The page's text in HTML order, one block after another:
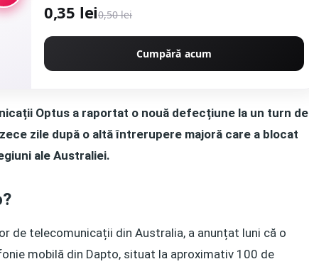
0,35 lei0,50 lei
Cumpără acum
Optus a raportat o nouă defecțiune la un turn de
zile după o altă întrerupere majoră care a blocat
ale Australiei.
de telecomunicații din Australia, a anunțat luni că o
mobilă din Dapto, situat la aproximativ 100 de